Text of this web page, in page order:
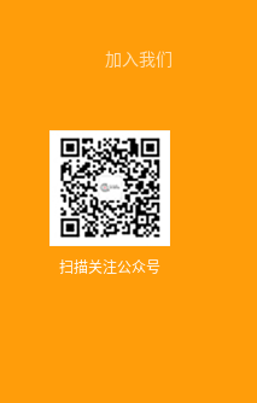
加入我们
扫描关注公众号